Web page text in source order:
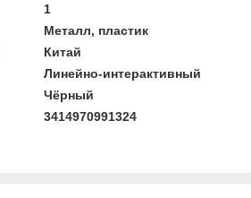
1
Металл, пластик
Китай
Линейно-интерактивный
Чёрный
3414970991324